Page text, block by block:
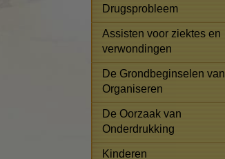
Drugsprobleem
Assisten voor ziektes en
verwondingen
De Grondbeginselen van
Organiseren
De Oorzaak van
Onderdrukking
Kinderen